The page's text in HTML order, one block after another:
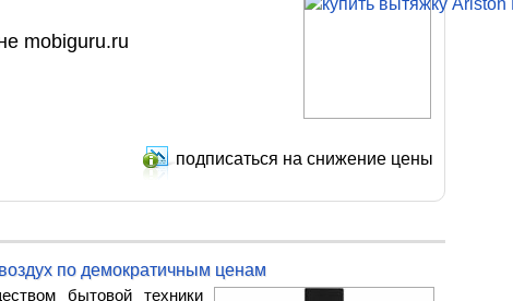
mobiguru.ru
подписаться на снижение цены
по демократичным ценам
бытовой техники